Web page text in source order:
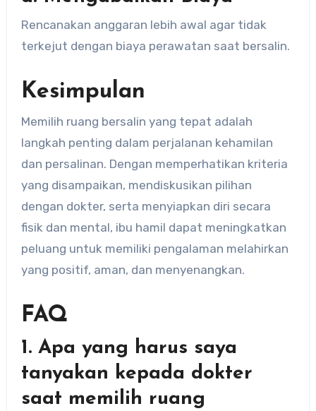
Rencanakan anggaran lebih awal agar tidak
terkejut dengan biaya perawatan saat bersalin.
Kesimpulan
Memilih ruang bersalin yang tepat adalah
langkah penting dalam perjalanan kehamilan
dan persalinan. Dengan memperhatikan kriteria
yang disampaikan, mendiskusikan pilihan
dengan dokter, serta menyiapkan diri secara
fisik dan mental, ibu hamil dapat meningkatkan
peluang untuk memiliki pengalaman melahirkan
yang positif, aman, dan menyenangkan.
FAQ
1. Apa yang harus saya
tanyakan kepada dokter
saat memilih ruang